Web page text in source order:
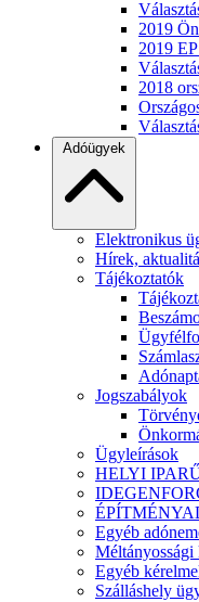
2019
2019
2018
Adóügyek
Elektronikus
Hírek,
Tájékoztatók
Jogszabályok
Ügyleírások
HELYI
Egyéb
Méltányossági
Egyéb
Szálláshely